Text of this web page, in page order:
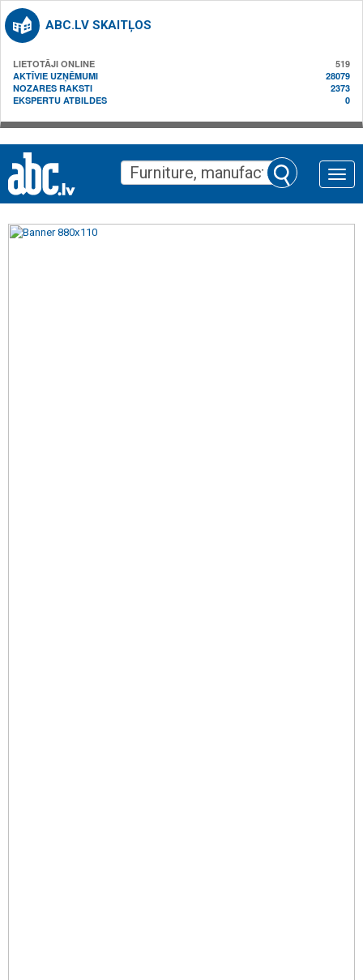
ABC.LV SKAITĻOS
LIETOTĀJI ONLINE
519
AKTĪVIE UZŅĒMUMI
28079
NOZARES RAKSTI
2373
EKSPERTU ATBILDES
0
Toggle